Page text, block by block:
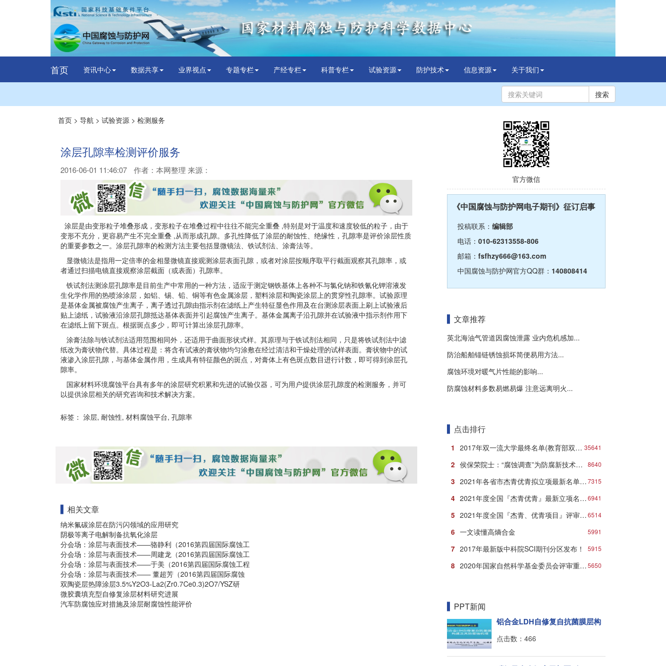
首页 资讯中心 数据共享 业界视点 专题专栏 产经专栏 科普专栏 试验资源 防护技术 信息资源 关于我们
搜索
首页 > 导航 > 试验资源 > 检测服务
涂层孔隙率检测评价服务
2016-06-01 11:46:07 作者： 本网整理 来源：
涂层是由变形粒子堆叠形成，变形粒子在堆叠过程中往往不能完全重叠 ,特别是对于温度和速度较低的粒子，由于
变形不充分，更容易产生不完全重叠 ,从而形成孔隙。多孔性降低了涂层的耐蚀性、绝缘性，孔隙率是评价涂层性质
的重要参数之一。涂层孔隙率的检测方法主要包括显微镜法、铁试剂法、涂膏法等。
显微镜法是指用一定倍率的金相显微镜直接观测涂层表面孔隙，或者对涂层按顺序取平行截面观察其孔隙率，或
者通过扫描电镜直接观察涂层截面（或表面）孔隙率。
铁试剂法测涂层孔隙率是目前生产中常用的一种方法，适应于测定钢铁基体上各种不与氯化钠和铁氰化钾溶液发
生化学作用的热喷涂涂层，如铝、锡、铅、铜等有色金属涂层，塑料涂层和陶瓷涂层上的贯穿性孔隙率。试验原理
是基体金属被腐蚀产生离子，离子透过孔隙由指示剂在滤纸上产生特征显色作用及在台测涂层表面上刷上试验液后
贴上滤纸，试验液沿涂层孔隙抵达基体表面并引起腐蚀产生离子。基体金属离子沿孔隙并在试验液中指示剂作用下
在滤纸上留下斑点。根据斑点多少，即可计算出涂层孔隙率。
涂膏法除与铁试剂法适用范围相同外，还适用于曲面形状式样。其原理与于铁试剂法相同，只是将铁试剂法中滤
纸改为膏状物代替。具体过程是：将含有试液的膏状物均匀涂敷在经过清洁和干燥处理的试样表面。膏状物中的试
液渗入涂层孔隙，与基体金属作用，生成具有特征颜色的斑点，对膏体上有色斑点数目进行计数，即可得到涂层孔
隙率。
国家材料环境腐蚀平台具有多年的涂层研究积累和先进的试验仪器，可为用户提供涂层孔隙度的检测服务，并可
以提供涂层相关的研究咨询和技术解决方案。
标签： 涂层, 耐蚀性, 材料腐蚀平台, 孔隙率
相关文章
纳米氟碳涂层在防污闪领域的应用研究
阴极等离子电解制备抗氧化涂层
分会场：涂层与表面技术——骆静利（2016第四届国际腐蚀工
分会场：涂层与表面技术——周建龙（2016第四届国际腐蚀工
分会场：涂层与表面技术——于美（2016第四届国际腐蚀工程
分会场：涂层与表面技术—— 董超芳（2016第四届国际腐蚀
双陶瓷层热障涂层3.5%Y2O3-La2(Zr0.7Ce0.3)2O7/YSZ研
微胶囊填充型自修复涂层材料研究进展
汽车防腐蚀应对措施及涂层耐腐蚀性能评价
官方微信
《中国腐蚀与防护网电子期刊》征订启事
投稿联系： 编辑部
电话： 010-62313558-806
邮箱： fsfhzy666@163.com
中国腐蚀与防护网官方QQ群： 140808414
文章推荐
英北海油气管道因腐蚀泄露 业内危机感加...
防治船舶锚链锈蚀损坏简便易用方法...
腐蚀环境对暖气片性能的影响...
防腐蚀材料多数易燃易爆 注意远离明火...
点击排行
35641
1 2017年双一流大学最终名单(教育部双一流大学名单)
8640
2 侯保荣院士：“腐蚀调查”为防腐新技术推广应用打响第一炮
7315
3 2021年各省市杰青优青拟立项最新名单：近千人入选！
6941
4 2021年度全国『杰青优青』最新立项名单汇总发布！
6514
5 2021年度全国『杰青、优青项目』评审立项最新名单
5991
6 一文读懂高熵合金
5915
7 2017年最新版中科院SCI期刊分区发布！
5650
8 2020年国家自然科学基金委员会评审重要时间节点安排
PPT新闻
铝合金LDH自修复自抗菌膜层构
点击数：466